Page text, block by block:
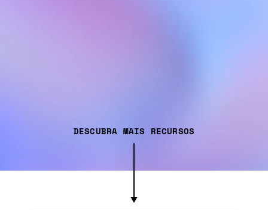
DESCUBRA MAIS RECURSOS